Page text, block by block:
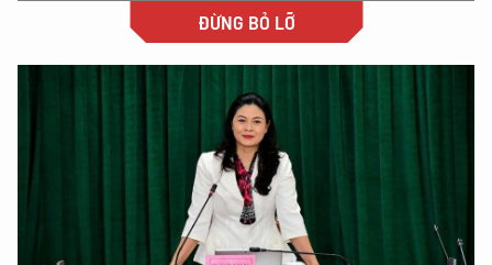
ĐỪNG BỎ LỠ